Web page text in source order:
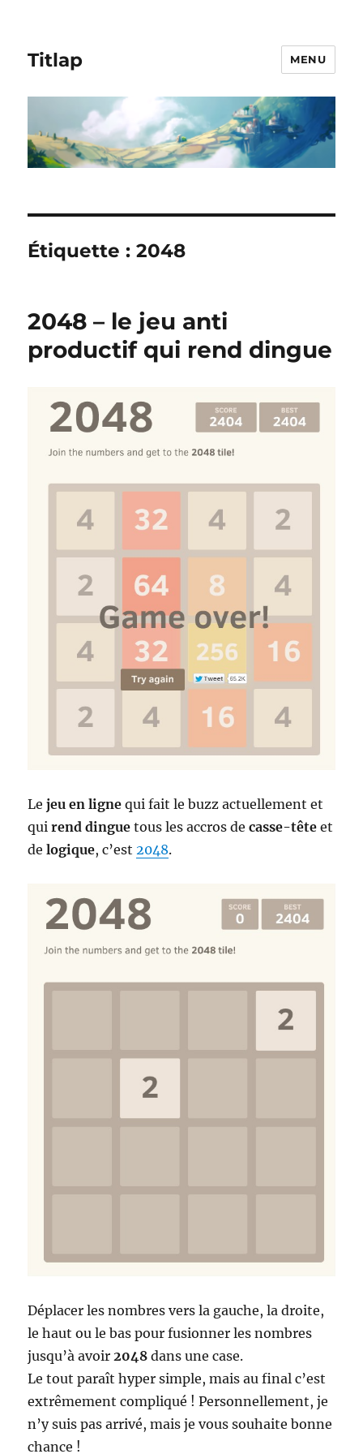
Titlap MENU
Étiquette :2048
2048 – le jeu anti
productif qui rend dingue
Lejeu en ligne qui fait le buzz actuellement et
quirend dingue tous les accros decasse-tête et
delogique, c’est 2048.
Déplacer les nombres vers la gauche, la droite,
le haut ou le bas pour fusionner les nombres
jusqu’à avoir 2048dans une case.
Le tout paraît hyper simple, mais au final c’est
extrêmement compliqué ! Personnellement, je
n’y suis pas arrivé, mais je vous souhaite bonne
chance !